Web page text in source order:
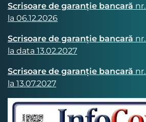
Scrisoare de garanție bancară
la 06.12.2026
Scrisoare de garanție bancară
la data 13.02.2027
Scrisoare de garanție bancară
la 13.07.2027